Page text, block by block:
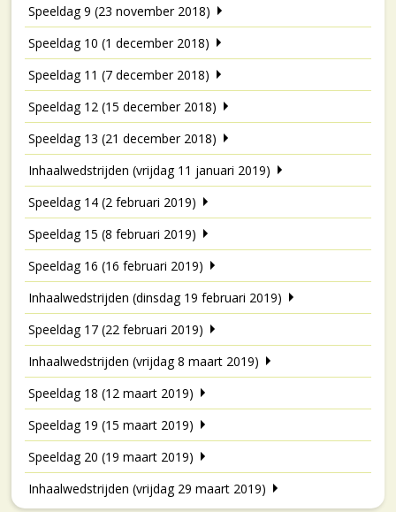
Speeldag 9 (23 november 2018)
Speeldag 10 (1 december 2018)
Speeldag 11 (7 december 2018)
Speeldag 12 (15 december 2018)
Speeldag 13 (21 december 2018)
Inhaalwedstrijden (vrijdag 11 januari 2019)
Speeldag 14 (2 februari 2019)
Speeldag 15 (8 februari 2019)
Speeldag 16 (16 februari 2019)
Inhaalwedstrijden (dinsdag 19 februari 2019)
Speeldag 17 (22 februari 2019)
Inhaalwedstrijden (vrijdag 8 maart 2019)
Speeldag 18 (12 maart 2019)
Speeldag 19 (15 maart 2019)
Speeldag 20 (19 maart 2019)
Inhaalwedstrijden (vrijdag 29 maart 2019)